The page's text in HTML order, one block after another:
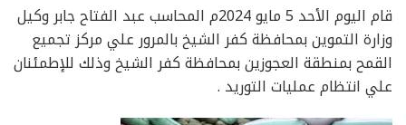
قام اليوم الأحد 5 مايو 2024م المحاسب عبد الفتاح جابر وكيل
وزارة التموين بمحافظة كفر الشيخ بالمرور علي مركز تجميع
القمح بمنطقة العجوزين بمحافظة كفر الشيخ وذلك للإطمئنان
علي انتظام عمليات التوريد .